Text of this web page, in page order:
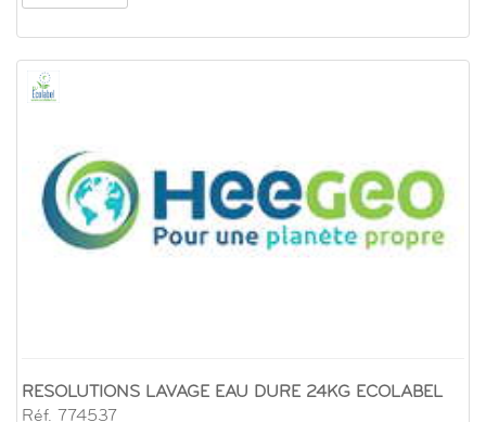
RESOLUTIONS LAVAGE EAU DURE 24KG ECOLABEL
Réf. 774537